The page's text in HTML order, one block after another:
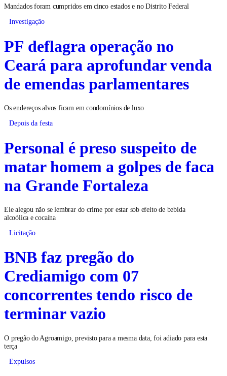
Mandados foram cumpridos em cinco estados e no Distrito Federal
Investigação
PF deflagra operação no
Ceará para aprofundar venda
de emendas parlamentares
Os endereços alvos ficam em condomínios de luxo
Depois da festa
Personal é preso suspeito de
matar homem a golpes de faca
na Grande Fortaleza
Ele alegou não se lembrar do crime por estar sob efeito de bebida
alcoólica e cocaína
Licitação
BNB faz pregão do
Crediamigo com 07
concorrentes tendo risco de
terminar vazio
O pregão do Agroamigo, previsto para a mesma data, foi adiado para esta
terça
Expulsos